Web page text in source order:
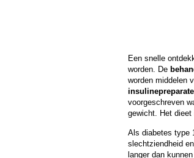
Een snelle
worden. De
worden middelen
voorgeschreven
gewicht. Het
Als diabetes type
slechtziendheid en
langer dan